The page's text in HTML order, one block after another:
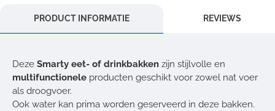
PRODUCT INFORMATIE REVIEWS
Deze Smarty eet- of drinkbakken zijn stijlvolle en
multifunctionele producten geschikt voor zowel nat voer
als droogvoer.
Ook water kan prima worden geserveerd in deze bakken.